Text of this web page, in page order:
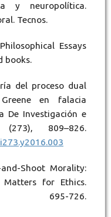
y neuropolítica.
Tecnos.
Essays
books.
del proceso dual
en falacia
De Investigación e
809–826.
Shoot Morality:
Matters for Ethics.
726.